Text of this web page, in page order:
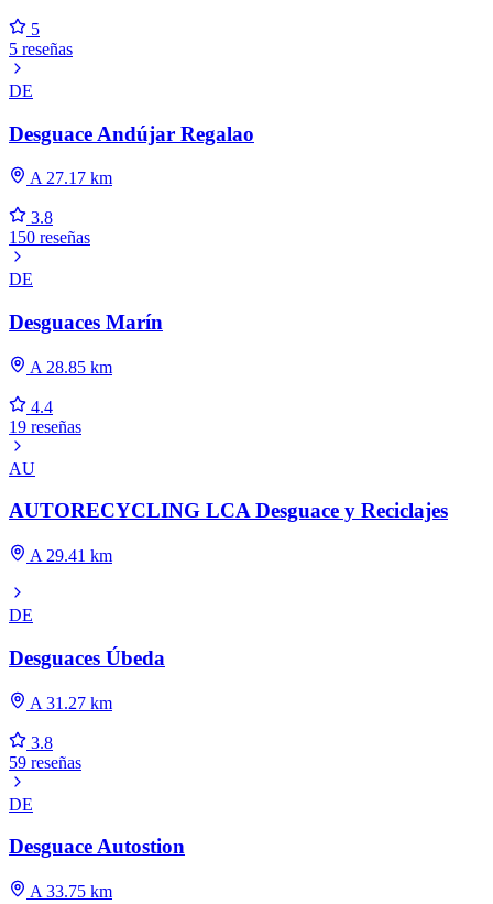
5
5 reseñas
DE
Desguace Andújar Regalao
A 27.17 km
3.8
150 reseñas
DE
Desguaces Marín
A 28.85 km
4.4
19 reseñas
AU
AUTORECYCLING LCA Desguace y Reciclajes
A 29.41 km
DE
Desguaces Úbeda
A 31.27 km
3.8
59 reseñas
DE
Desguace Autostion
A 33.75 km